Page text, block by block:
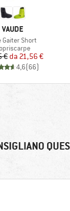
MARCHIO
VAUDE
Gaiter Short
di prodotti
Prezzo
€ Prezzo ridotto
da 21,56 €
4,6(66)